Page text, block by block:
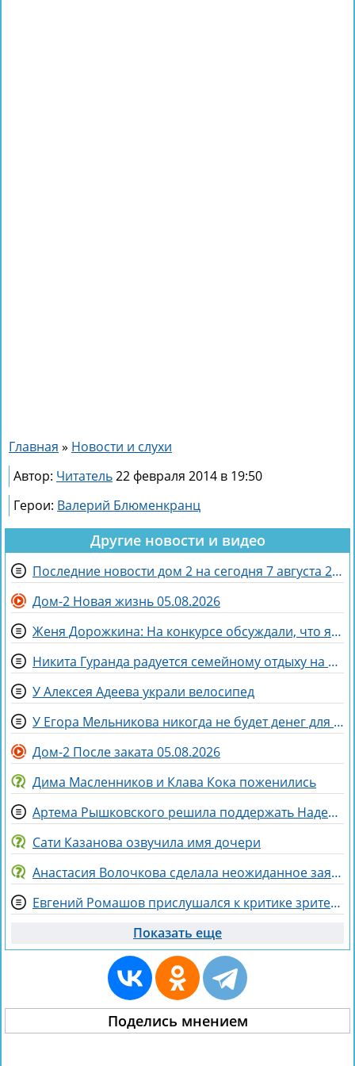
Главная » Новости и слухи
Автор: Читатель22 февраля 2014 в 19:50
Герои: Валерий Блюменкранц
Другие новости и видео
Последние новости дом 2 на сегодня 7 августа 2026
Дом-2 Новая жизнь 05.08.2026
Женя Дорожкина: На конкурсе обсуждали, что я злая и мстительная
Никита Гуранда радуется семейному отдыху на Майорке
У Алексея Адеева украли велосипед
У Егора Мельникова никогда не будет денег для Вероники Гракович
Дом-2 После заката 05.08.2026
Дима Масленников и Клава Кока поженились
Артема Рышковского решила поддержать Надежда Ермакова
Сати Казанова озвучила имя дочери
Анастасия Волочкова сделала неожиданное заявление о дочери
Евгений Ромашов прислушался к критике зрителей Дома 2 и сменил причёску
Показать еще
Поделись мнением